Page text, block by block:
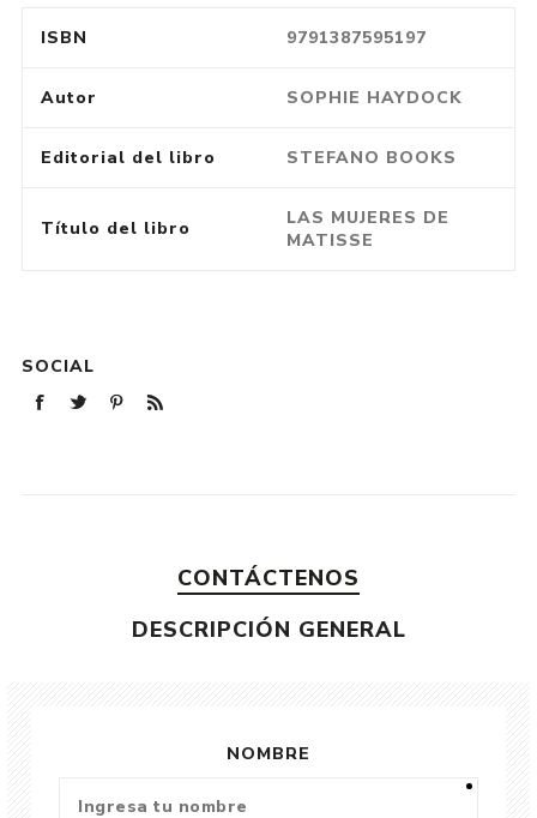
ISBN 9791387595197
Autor SOPHIE HAYDOCK
Editorial del libro STEFANO BOOKS
Título del libro
LAS MUJERES DE
MATISSE
SOCIAL
CONTÁCTENOS
DESCRIPCIÓN GENERAL
NOMBRE